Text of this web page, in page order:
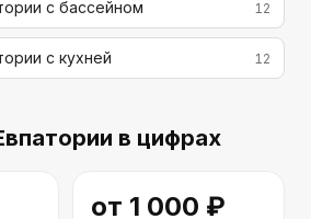
с бассейном 12
с кухней 12
в цифрах
от 1 000 ₽